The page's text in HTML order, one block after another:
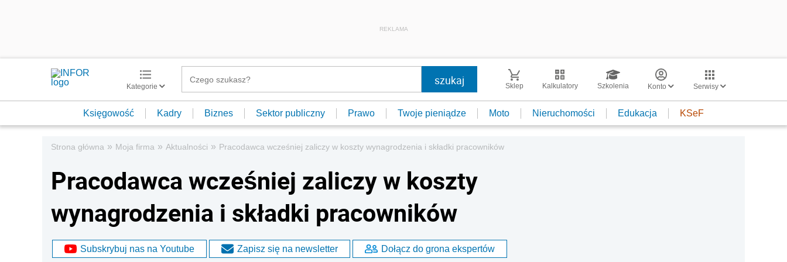
REKLAMA
Kategorie Sklep Kalkulatory Szkolenia Konto Serwisy
Księgowość Kadry Biznes Sektor publiczny Prawo Twoje pieniądze Moto Nieruchomości Edukacja KSeF
Strona główna » Moja firma » Aktualności » Pracodawca wcześniej zaliczy w koszty wynagrodzenia i składki pracowników
Pracodawca wcześniej zaliczy w koszty
wynagrodzenia i składki pracowników
Subskrybuj nas na Youtube Zapisz się na newsletter Dołącz do grona ekspertów